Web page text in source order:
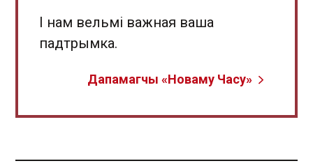
І нам вельмі важная ваша
падтрымка.
Дапамагчы «Новаму Часу»